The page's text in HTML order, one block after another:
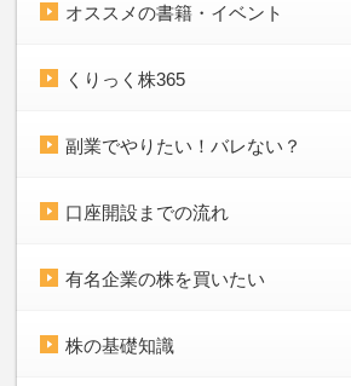
オススメの書籍・イベント
くりっく株365
副業でやりたい！バレない？
口座開設までの流れ
有名企業の株を買いたい
株の基礎知識